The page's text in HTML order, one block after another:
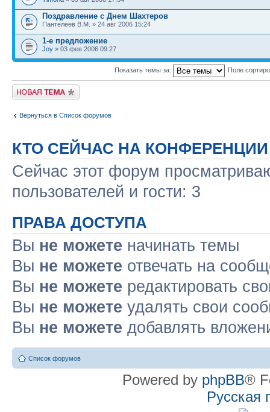
Поздравление с Днем Шахтеров
Пантелеев В.М. » 24 авг 2006 15:24
1-е предложение
Joy » 03 фев 2006 09:27
Показать темы за: Поле
Новая тема
Вернуться в Список форумов
КТО СЕЙЧАС НА КОНФЕРЕНЦИИ
Сейчас этот форум
пользователей и гости: 3
ПРАВА ДОСТУПА
Вы не можете начинать темы
Вы не можете отвечать на
Вы не можете редактировать
Вы не можете удалять свои
Вы не можете добавлять
Список форумов
Powered by phpBB®
Русская